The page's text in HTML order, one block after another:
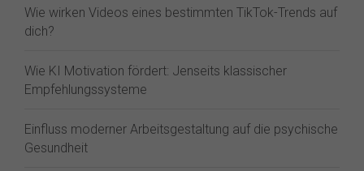
Wie wirken Videos eines bestimmten TikTok-Trends auf
dich?
Wie KI Motivation fördert: Jenseits klassischer
Empfehlungssysteme
Einfluss moderner Arbeitsgestaltung auf die psychische
Gesundheit